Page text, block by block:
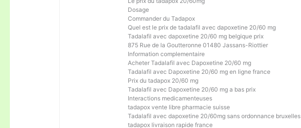
Dosage
Commander du Tadapox
Quel est le prix de tadalafil avec dapoxetine 20/60 mg
Tadalafil avec dapoxetine 20/60 mg belgique prix
875 Rue de la Goutteronne 01480 Jassans-Riottier
Information complementaire
Acheter Tadalafil avec Dapoxetine 20/60 mg
Tadalafil avec Dapoxetine 20/60 mg en ligne france
Prix du tadapox 20/60 mg
Tadalafil avec Dapoxetine 20/60 mg a bas prix
Interactions medicamenteuses
tadapox vente libre pharmacie suisse
Tadalafil avec dapoxetine 20/60mg sans ordonnance bruxelles
tadapox livraison rapide france